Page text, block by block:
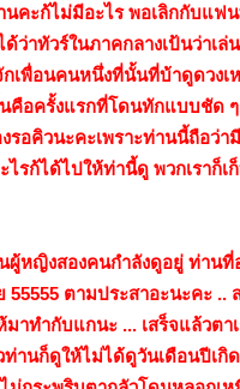
นคะก้ไม่มีอะไร พอเลิกกับแ
ว่าทัวร์ในภาคกลางเป้นว่าเ
กเพื่อนคนหนึ่งที่นั้นที่บ้าดูดว
ครั้งแรกที่โดนทักแบบชัด ๆ
รอคิวนะคะเพราะท่านนี้ถือว่
รก้ได้ไปให้ท่านี้ดู พวกเราก็
ผู้หญิงสองคนกำลังดูอยู่ ท่าน
55555 ตามประสาอะนะคะ
ทำกับแกนะ ... เสร็จแล้วตา
านก็ดูให้ไม่ได้ดูวันเดือนปีเ